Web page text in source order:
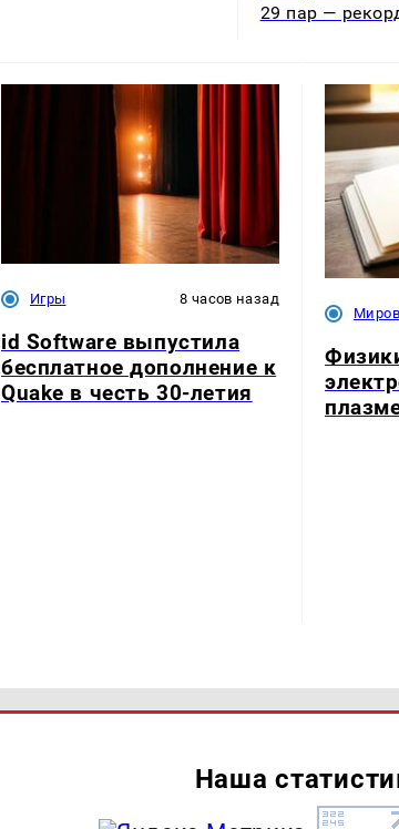
29 пар —
Игры 8 часов назад
id Software выпустила
бесплатное дополнение к
Quake в честь 30-летия
Наша